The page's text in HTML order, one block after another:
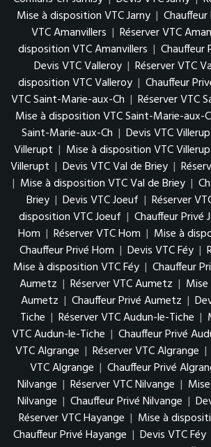
Mise à disposition VTC Jarny |
VTC Amanvillers | Réserver VTC
disposition VTC Amanvillers | Chauffeur
Devis VTC Valleroy | Réserver VTC
disposition VTC Valleroy | Chauffeur
VTC Saint-Marie-aux-Ch | Réserver VTC
Mise à disposition VTC Saint-Marie-aux-
Saint-Marie-aux-Ch | Devis VTC
Villerupt | Mise à disposition VTC
Villerupt | Devis VTC Val de Briey |
| Mise à disposition VTC Val de Briey |
Briey | Devis VTC Joeuf | Réserver
disposition VTC Joeuf | Chauffeur Privé
Hom | Réserver VTC Hom | Mise à
Chauffeur Privé Hom | Devis VTC Féy |
Mise à disposition VTC Féy | Chauffeur
Aumetz | Réserver VTC Aumetz |
Aumetz | Chauffeur Privé Aumetz |
Tiche | Réserver VTC Audun-le-Tiche |
VTC Audun-le-Tiche | Chauffeur Privé
VTC Algrange | Réserver VTC Algrange |
VTC Algrange | Chauffeur Privé
Nilvange | Réserver VTC Nilvange |
Nilvange | Chauffeur Privé Nilvange |
Réserver VTC Hayange | Mise à
Chauffeur Privé Hayange | Devis VTC Féy